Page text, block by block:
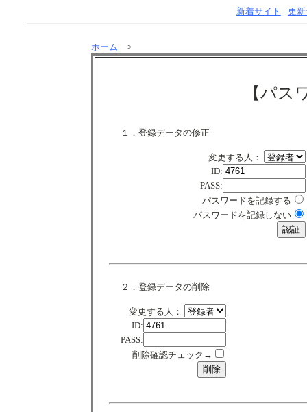
新着サイト - 更
ホーム >
【パス
１．登録データの修正
変更する人：
ID:
PASS:
パスワードを記録する
パスワードを記録しない
２．登録データの削除
変更する人：
ID:
PASS:
削除確認チェック→